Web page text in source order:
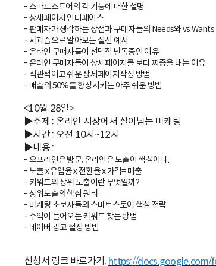
- 스마트스토어의 각 기능에 대한 설명
- 상세페이지 인터페이스
- 판매자가 생각하는 장점과 구매자들의 Needs와 vs Wants
- 사과즙으로 알아보는 실전 예시
- 온라인 구매자들이 선택적 난독증인 이유
- 온라인 구매자들이 상세페이지를 보다 짜증을 내는 이유
- 직관적이고 쉬운 상세페이지작성 방법
- 매출의 50%를 향상시키는 아주 쉬운 방법
<10월 28일>
▶주제 : 온라인 시장에서 살아남는 마케팅
▶시간 : 오전 10시~12시
▶내용 :
- 오프라인은 방문, 온라인은 노출이 핵심이다.
- 노출 x 유입율 x 전환율 x 가격= 매출
- 키워드와 상위 노출이란 무엇일까?
- 상위노출의 핵심 원리
- 마케팅 초보자들의 스마트스토어 핵심 전략
- 수익이 들어오는 키워드 찾는 방법
- 네이버 광고 설정 방법
신청서 링크 바로가기: https://docs.google.com/